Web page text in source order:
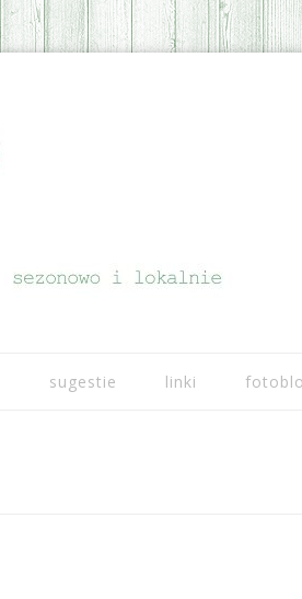
sugestie linki